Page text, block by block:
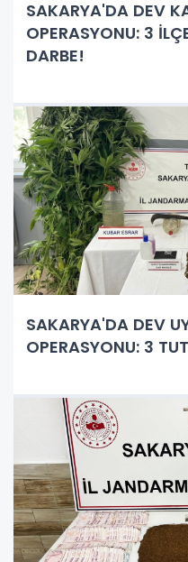
SAKARYA'DA DEV
OPERASYONU: 3
DARBE!
SAKARYA'DA DEV
OPERASYONU: 3